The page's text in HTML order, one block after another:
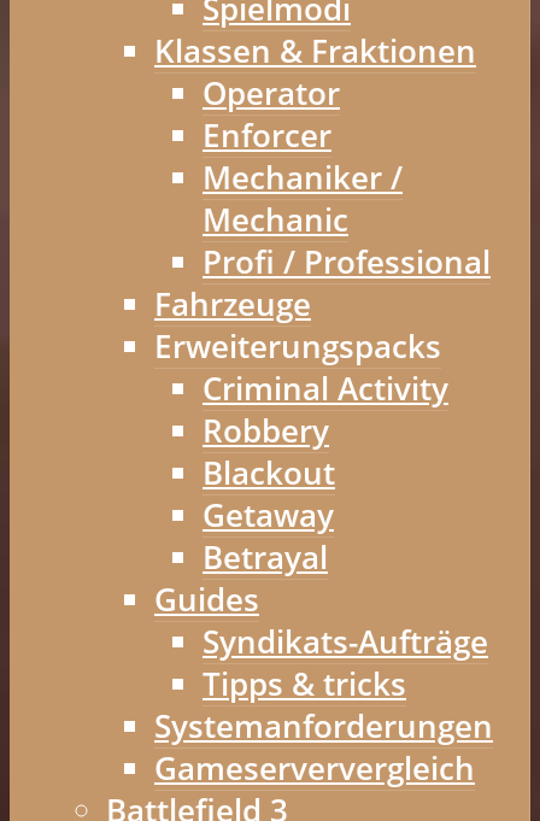
Spielmodi
Klassen & Fraktionen
Operator
Enforcer
Mechaniker /
Mechanic
Profi / Professional
Fahrzeuge
Erweiterungspacks
Criminal Activity
Robbery
Blackout
Getaway
Betrayal
Guides
Syndikats-Aufträge
Tipps & tricks
Systemanforderungen
Gameserververgleich
Battlefield 3